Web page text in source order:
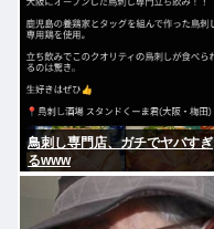
鳥刺し専門店、ガチでヤバすぎ
るwww